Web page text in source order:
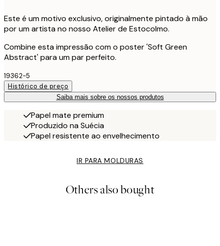
Este é um motivo exclusivo, originalmente pintado à mão
por um artista no nosso Atelier de Estocolmo.
Combine esta impressão com o poster 'Soft Green
Abstract' para um par perfeito.
19362-5
Histórico de preço
Saiba mais sobre os nossos produtos
Papel mate premium
Produzido na Suécia
Papel resistente ao envelhecimento
IR PARA MOLDURAS
Others also bought